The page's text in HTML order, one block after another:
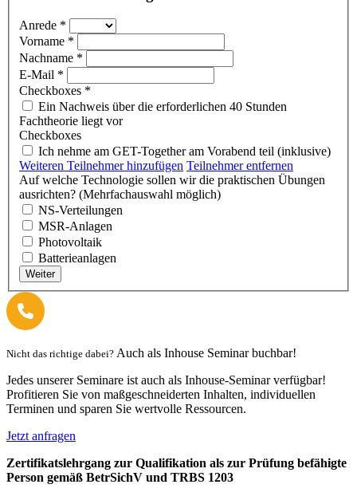
Anrede *
Vorname *
Nachname *
E-Mail *
Checkboxes *
Ein Nachweis über die erforderlichen 40 Stunden
Fachtheorie liegt vor
Checkboxes
Ich nehme am GET-Together am Vorabend teil (inklusive)
Weiteren Teilnehmer hinzufügen Teilnehmer entfernen
Auf welche Technologie sollen wir die praktischen Übungen
ausrichten? (Mehrfachauswahl möglich)
NS-Verteilungen
MSR-Anlagen
Photovoltaik
Batterieanlagen
Weiter
Nicht das richtige dabei? Auch als Inhouse Seminar buchbar!
Jedes unserer Seminare ist auch als Inhouse-Seminar verfügbar!
Profitieren Sie von maßgeschneiderten Inhalten, individuellen
Terminen und sparen Sie wertvolle Ressourcen.
Jetzt anfragen
Zertifikatslehrgang zur Qualifikation als zur Prüfung befähigte
Person gemäß BetrSichV und TRBS 1203